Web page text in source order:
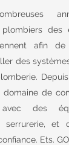
des
afin de
des
domaine de
des
serrurerie, et
Ets.